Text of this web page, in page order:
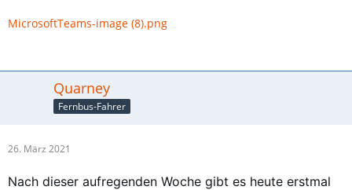
MicrosoftTeams-image (8).png
Quarney
Fernbus-Fahrer
26. März 2021
Nach dieser aufregenden Woche gibt es heute erstmal